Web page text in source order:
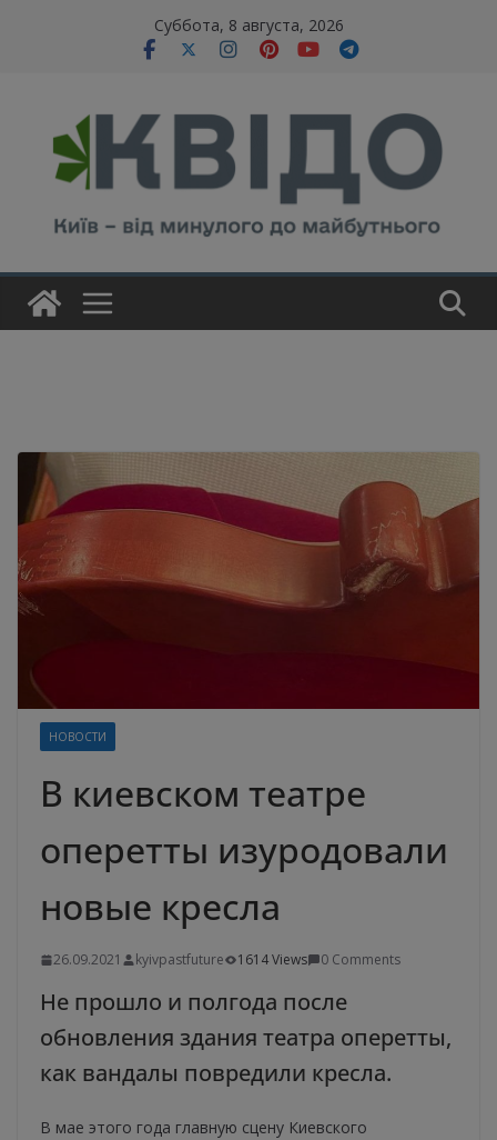
Суббота, 8 августа, 2026
НОВОСТИ
В киевском театре
оперетты изуродовали
новые кресла
26.09.2021 kyivpastfuture 1614 Views 0 Comments
Не прошло и полгода после
обновления здания театра оперетты,
как вандалы повредили кресла.
В мае этого года главную сцену Киевского
modal-check